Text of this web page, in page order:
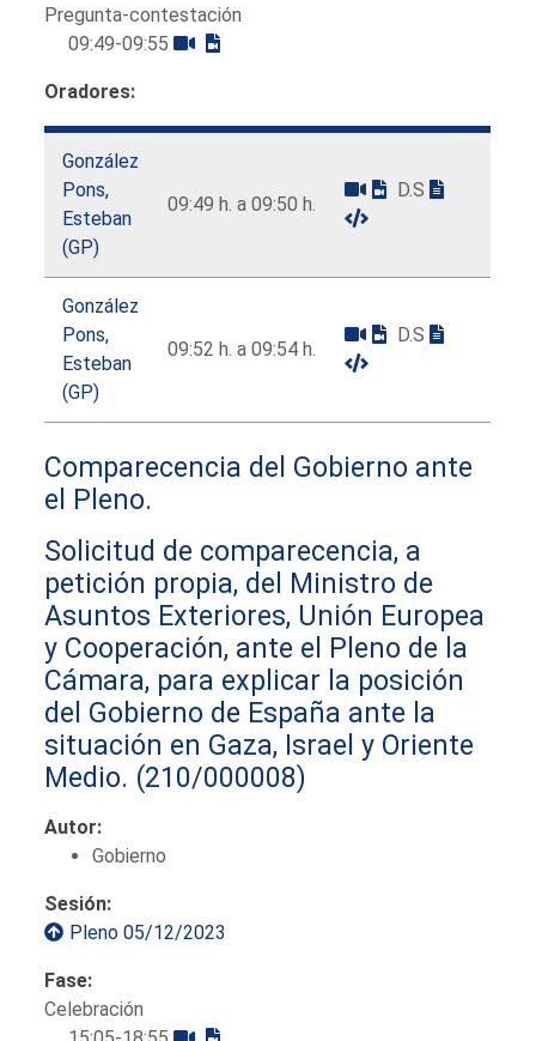
Pregunta-contestación
09:49-09:55
Oradores:
González
Pons,
Esteban
(GP)
09:49 h. a 09:50 h.
D.S
González
Pons,
Esteban
(GP)
09:52 h. a 09:54 h.
D.S
Comparecencia del Gobierno ante
el Pleno.
Solicitud de comparecencia, a
petición propia, del Ministro de
Asuntos Exteriores, Unión Europea
y Cooperación, ante el Pleno de la
Cámara, para explicar la posición
del Gobierno de España ante la
situación en Gaza, Israel y Oriente
Medio. (210/000008)
Autor:
Gobierno
Sesión:
Pleno 05/12/2023
Fase:
Celebración